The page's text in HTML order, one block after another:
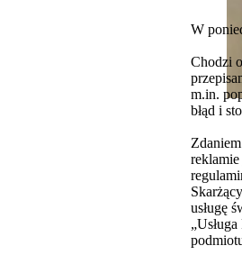
W
Chodzi
m.in.
błąd i
usługę